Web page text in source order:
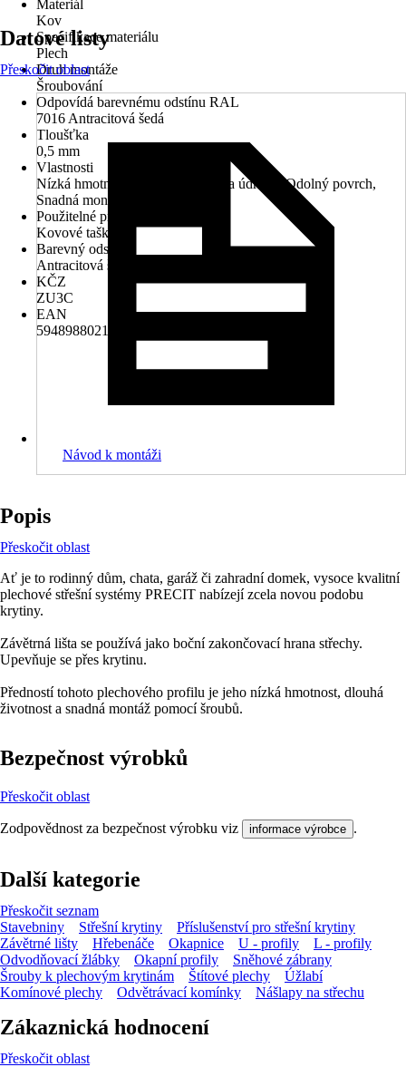
Materiál
Kov
Specifikace materiálu
Plech
Druh montáže
Šroubování
Odpovídá barevnému odstínu RAL
7016 Antracitová šedá
Tloušťka
0,5 mm
Vlastnosti
Nízká hmotnost, Nízké náklady na údržbu, Odolný povrch,
Snadná montáž
Použitelné pro
Kovové tašky
Barevný odstín
Antracitová šedá
KČZ
ZU3C
EAN
5948988021639, 5948988039146
Datové listy
Přeskočit oblast
Návod k montáži
Popis
Přeskočit oblast
Ať je to rodinný dům, chata, garáž či zahradní domek, vysoce kvalitní
plechové střešní systémy PRECIT nabízejí zcela novou podobu
krytiny.
Závětrná lišta se používá jako boční zakončovací hrana střechy.
Upevňuje se přes krytinu.
Předností tohoto plechového profilu je jeho nízká hmotnost, dlouhá
životnost a snadná montáž pomocí šroubů.
Bezpečnost výrobků
Přeskočit oblast
Zodpovědnost za bezpečnost výrobku viz informace výrobce .
Další kategorie
Přeskočit seznam
Stavebniny
Střešní krytiny
Příslušenství pro střešní krytiny
Závětrné lišty
Hřebenáče Okapnice U - profily
L - profily
Odvodňovací žlábky
Okapní profily
Sněhové zábrany
Šrouby k plechovým krytinám
Štítové plechy
Úžlabí
Komínové plechy
Odvětrávací komínky Nášlapy na střechu
Zákaznická hodnocení
Přeskočit oblast